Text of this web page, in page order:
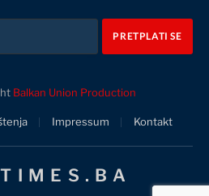
Balkan Union Production
Impressum Kontakt